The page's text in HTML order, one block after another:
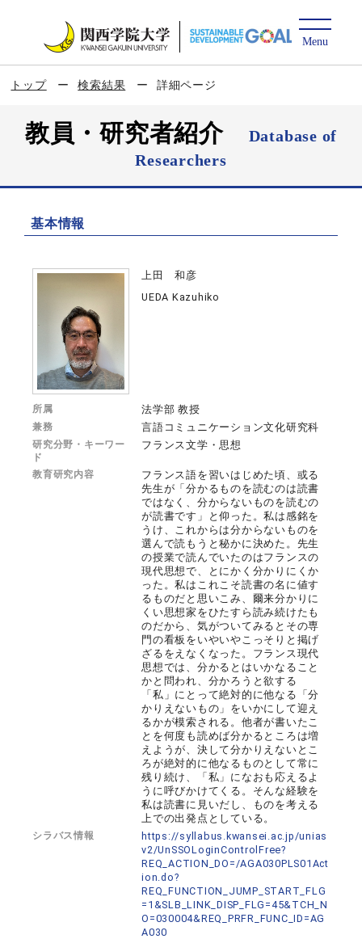
トップ 検索結果 詳細ページ
教員・研究者紹介
Database of
Researchers
基本情報
上田 和彦
UEDA Kazuhiko
所属 法学部 教授
兼務 言語コミュニケーション文化研究科
研究分野・キーワー
ド
フランス文学・思想
教育研究内容
フランス語を習いはじめた頃、或る
先生が「分かるものを読むのは読書
ではなく、分からないものを読むの
が読書です」と仰った。私は感銘を
うけ、これからは分からないものを
選んで読もうと秘かに決めた。先生
の授業で読んでいたのはフランスの
現代思想で、とにかく分かりにくか
った。私はこれこそ読書の名に値す
るものだと思いこみ、爾来分かりに
くい思想家をひたすら読み続けたも
のだから、気がついてみるとその専
門の看板をいやいやこっそりと掲げ
ざるをえなくなった。フランス現代
思想では、分かるとはいかなること
かと問われ、分かろうと欲する
「私」にとって絶対的に他なる「分
かりえないもの」をいかにして迎え
るかが模索される。他者が書いたこ
とを何度も読めば分かるところは増
えようが、決して分かりえないとこ
ろが絶対的に他なるものとして常に
残り続け、「私」になおも応えるよ
うに呼びかけてくる。そんな経験を
私は読書に見いだし、ものを考える
上での出発点としている。
シラバス情報
https://syllabus.kwansei.ac.jp/unias
v2/UnSSOLoginControlFree?
REQ_ACTION_DO=/AGA030PLS01Act
ion.do?
REQ_FUNCTION_JUMP_START_FLG
=1&SLB_LINK_DISP_FLG=45&TCH_N
O=030004&REQ_PRFR_FUNC_ID=AG
A030